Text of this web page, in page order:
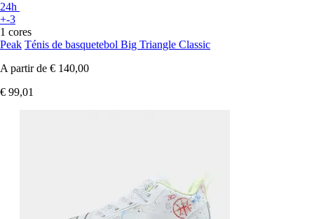
24h
+-3
1 cores
Peak Ténis de basquetebol Big Triangle Classic
A partir de € 140,00
€ 99,01